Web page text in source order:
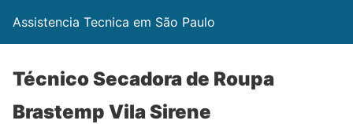
Assistencia Tecnica em São Paulo
Técnico Secadora de Roupa
Brastemp Vila Sirene